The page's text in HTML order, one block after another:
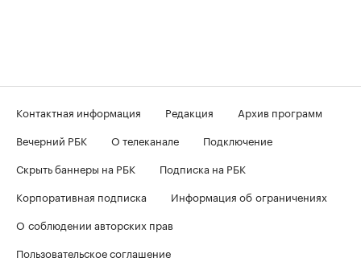
Контактная информация Редакция
Архив программ
Вечерний РБК
О телеканале
Подключение
Скрыть баннеры на РБК
Подписка на РБК
Корпоративная подписка
Информация об ограничениях
О соблюдении авторских прав
Пользовательское соглашение